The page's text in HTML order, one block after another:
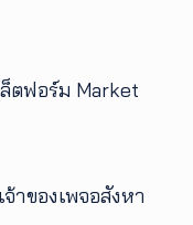
ตฟอร์ม Market
าของเพจอสังหา